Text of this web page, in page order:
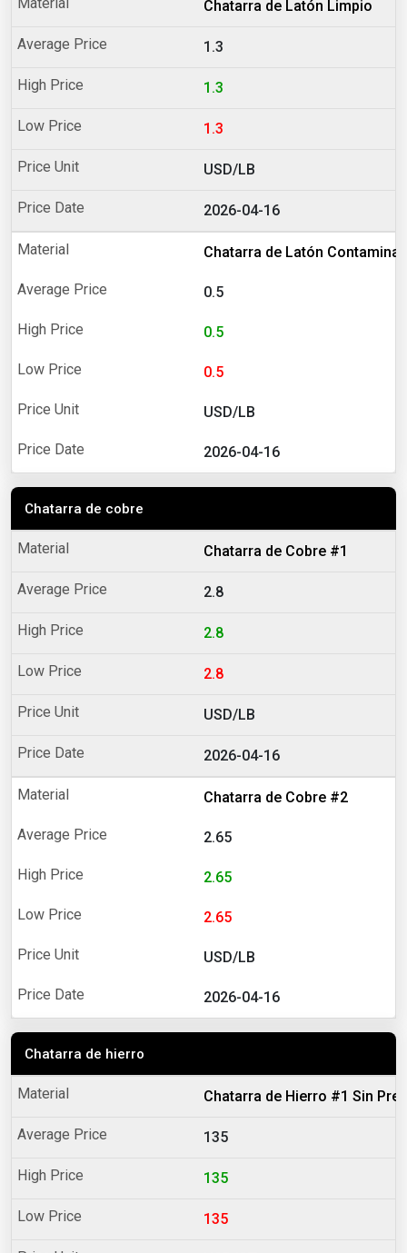
Chatarra de Latón Limpio
1.3
1.3
1.3
USD/LB
2026-04-16
Chatarra de Latón
0.5
0.5
0.5
USD/LB
2026-04-16
Chatarra de cobre
Chatarra de Cobre #1
2.8
2.8
2.8
USD/LB
2026-04-16
Chatarra de Cobre #2
2.65
2.65
2.65
USD/LB
2026-04-16
Chatarra de hierro
Chatarra de Hierro #1 Sin
135
135
135